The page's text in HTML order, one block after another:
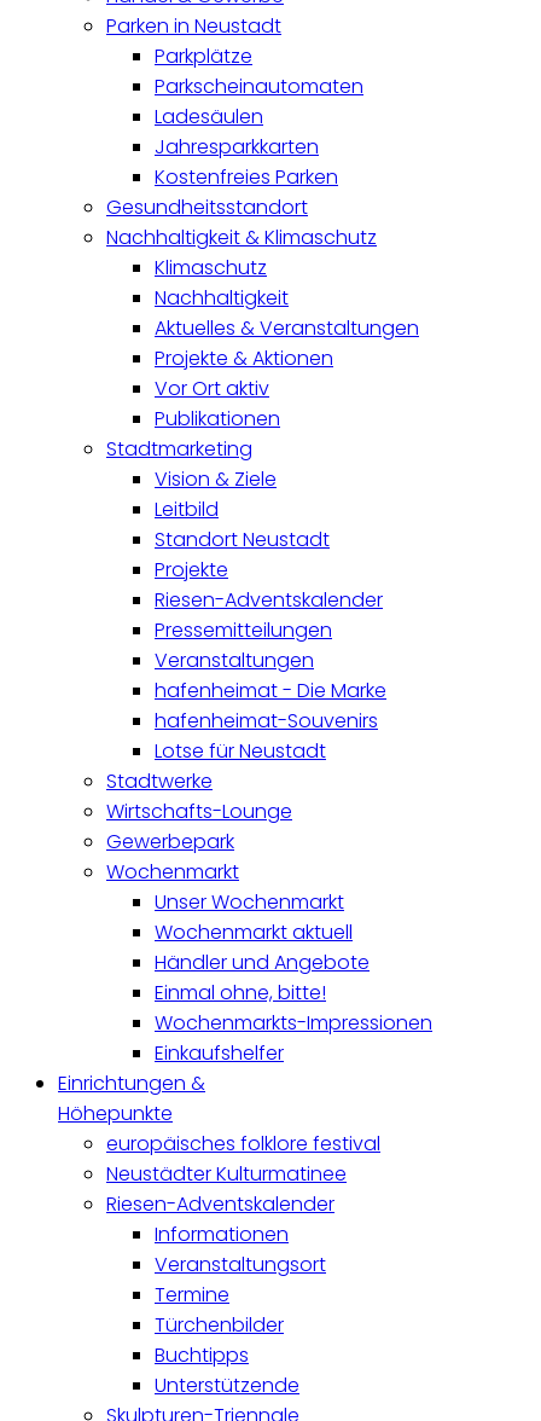
Parken in Neustadt
Parkplätze
Parkscheinautomaten
Ladesäulen
Jahresparkkarten
Kostenfreies Parken
Gesundheitsstandort
Nachhaltigkeit & Klimaschutz
Klimaschutz
Nachhaltigkeit
Aktuelles & Veranstaltungen
Projekte & Aktionen
Vor Ort aktiv
Publikationen
Stadtmarketing
Vision & Ziele
Leitbild
Standort Neustadt
Projekte
Riesen-Adventskalender
Pressemitteilungen
Veranstaltungen
hafenheimat - Die Marke
hafenheimat-Souvenirs
Lotse für Neustadt
Stadtwerke
Wirtschafts-Lounge
Gewerbepark
Wochenmarkt
Unser Wochenmarkt
Wochenmarkt aktuell
Händler und Angebote
Einmal ohne, bitte!
Wochenmarkts-Impressionen
Einkaufshelfer
Einrichtungen &
Höhepunkte
europäisches folklore festival
Neustädter Kulturmatinee
Riesen-Adventskalender
Informationen
Veranstaltungsort
Termine
Türchenbilder
Buchtipps
Unterstützende
Skulpturen-Triennale